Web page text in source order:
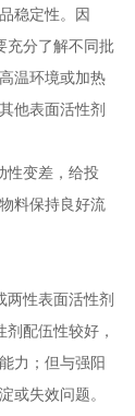
稳定性。因
充分了解不同批
温环境或加热
他表面活性剂
性变差，给投
料保持良好流
两性表面活性剂
配伍性较好，
力；但与强阳
或失效问题。